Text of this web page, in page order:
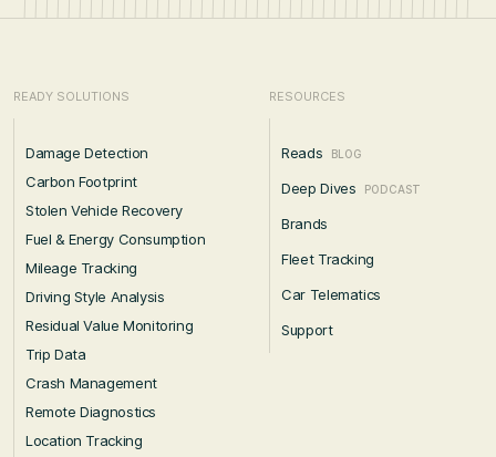
READY SOLUTIONS
Damage Detection
Carbon Footprint
Stolen Vehicle Recovery
Fuel & Energy Consumption
Mileage Tracking
Driving Style Analysis
Residual Value Monitoring
Trip Data
Crash Management
Remote Diagnostics
Location Tracking
RESOURCES
Reads BLOG
Deep Dives PODCAST
Brands
Fleet Tracking
Car Telematics
Support